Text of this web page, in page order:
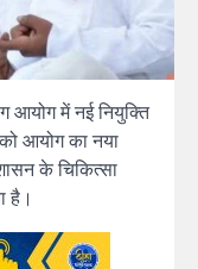
आयोग में नई नियुक्ति
आयोग का नया
के चिकित्सा
है।